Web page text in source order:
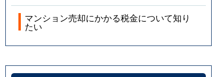
マンション売却にかかる税金について知り
たい